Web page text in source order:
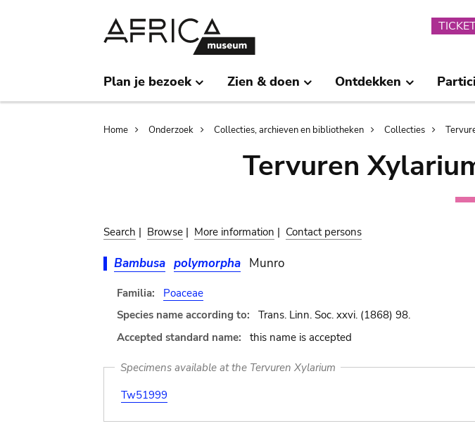
Plan je bezoek Zien & doen Ontdekken
Breadcrumb
Home Onderzoek Collecties, archieven en bibliotheken Collecties
Tervuren
Search | Browse | More information | Contact persons
Bambusa polymorpha Munro
Familia:
Poaceae
Species name according to:
Trans. Linn. Soc. xxvi. (1868) 98.
Accepted standard name:
this name is accepted
Specimens available at the Tervuren Xylarium
Tw51999